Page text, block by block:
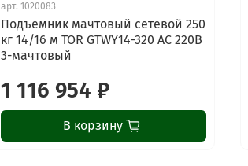
арт.1020083
Подъемник мачтовый сетевой 250
кг 14/16 м TOR GTWY14-320 AC 220В
3-мачтовый
1 116 954 ₽
В корзину